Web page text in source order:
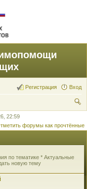
Вход
Регистрация
ск
22:59
форумы как прочтённые
по тематике * Актуальные
новую тему